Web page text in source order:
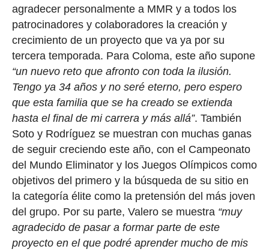
agradecer personalmente a MMR y a todos los
patrocinadores y colaboradores la creación y
crecimiento de un proyecto que va ya por su
tercera temporada. Para Coloma, este año supone
“un nuevo reto que afronto con toda la ilusión.
Tengo ya 34 años y no seré eterno, pero espero
que esta familia que se ha creado se extienda
hasta el final de mi carrera y más allá”. También
Soto y Rodríguez se muestran con muchas ganas
de seguir creciendo este año, con el Campeonato
del Mundo Eliminator y los Juegos Olímpicos como
objetivos del primero y la búsqueda de su sitio en
la categoría élite como la pretensión del más joven
del grupo. Por su parte, Valero se muestra “muy
agradecido de pasar a formar parte de este
proyecto en el que podré aprender mucho de mis